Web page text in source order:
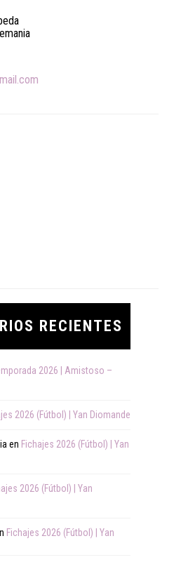
RECIENTES
2026 | Amistoso –
2026 (Fútbol) | Yan Diomande
en Fichajes 2026 (Fútbol) | Yan
2026 (Fútbol) | Yan
Fichajes 2026 (Fútbol) | Yan